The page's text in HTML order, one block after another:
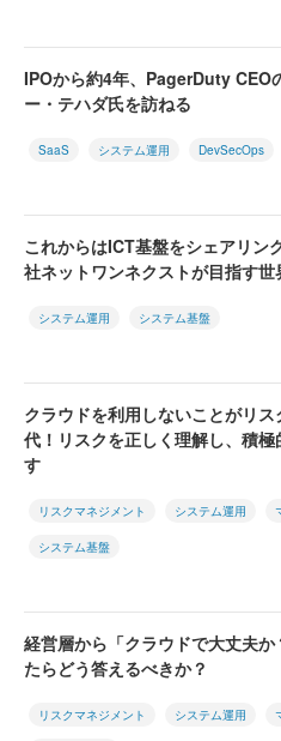
IPOから約4年、PagerDuty CEO
ー・テハダ氏を訪ねる
SaaS システム運用 DevSecOps
これからはICT基盤をシェアリ
社ネットワンネクストが目指す世
システム運用 システム基盤
クラウドを利用しないことがリス
代！リスクを正しく理解し、積
す
リスクマネジメント システム運用
システム基盤
経営層から「クラウドで大丈夫
たらどう答えるべきか？
リスクマネジメント システム運用